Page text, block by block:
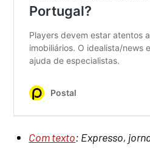
Com texto: Expresso,